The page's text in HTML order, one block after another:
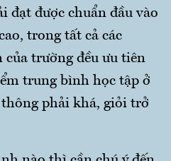
đạt được chuẩn đầu vào
trong tất cả các
của trường đều ưu tiên
trung bình học tập ở
phải khá, giỏi trở